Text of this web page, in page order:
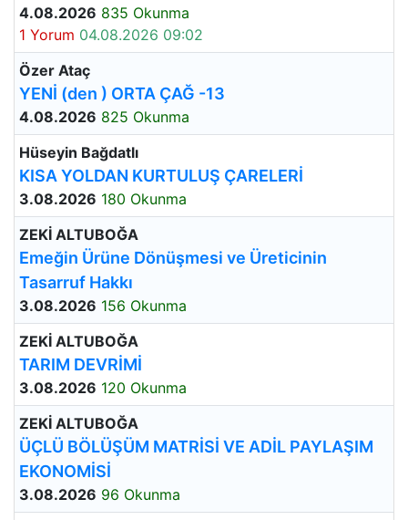
4.08.2026 835 Okunma
1 Yorum 04.08.2026 09:02
Özer Ataç
YENİ (den ) ORTA ÇAĞ -13
4.08.2026 825 Okunma
Hüseyin Bağdatlı
KISA YOLDAN KURTULUŞ ÇARELERİ
3.08.2026 180 Okunma
ZEKİ ALTUBOĞA
Emeğin Ürüne Dönüşmesi ve Üreticinin
Tasarruf Hakkı
3.08.2026 156 Okunma
ZEKİ ALTUBOĞA
TARIM DEVRİMİ
3.08.2026 120 Okunma
ZEKİ ALTUBOĞA
ÜÇLÜ BÖLÜŞÜM MATRİSİ VE ADİL PAYLAŞIM
EKONOMİSİ
3.08.2026 96 Okunma